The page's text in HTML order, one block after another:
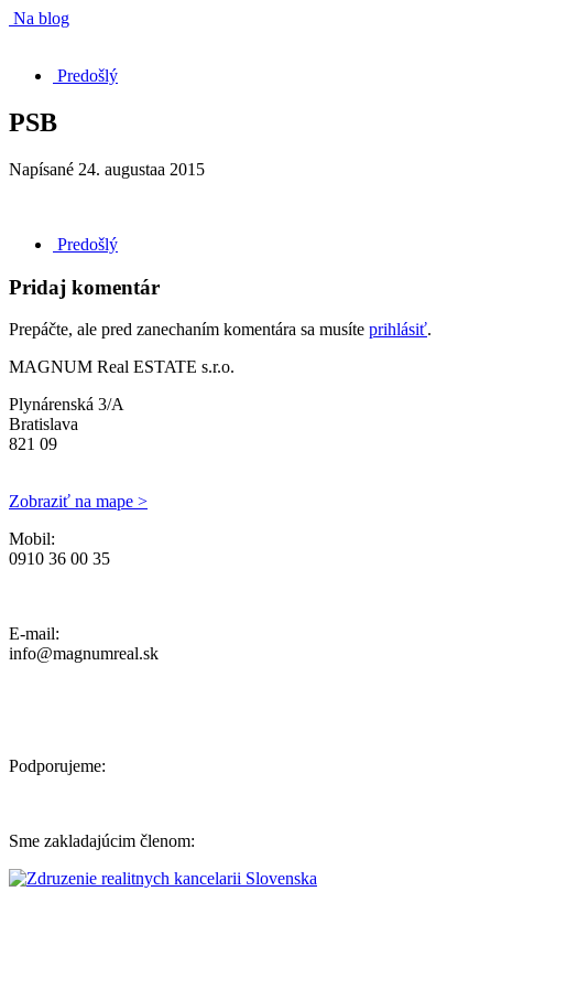
Na blog
Predošlý
PSB
Napísané 24. augustaa 2015
Predošlý
Pridaj komentár
Prepáčte, ale pred zanechaním komentára sa musíte prihlásiť.
MAGNUM Real ESTATE s.r.o.
Plynárenská 3/A
Bratislava
821 09
Zobraziť na mape >
Mobil:
0910 36 00 35
E-mail:
info@magnumreal.sk
Podporujeme:
Sme zakladajúcim členom: